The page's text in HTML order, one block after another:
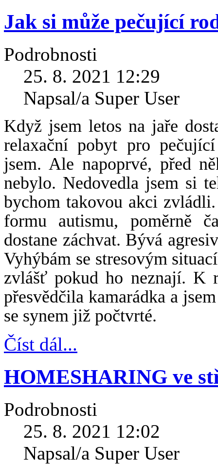
Jak si může pečující
Podrobnosti
25. 8. 2021 12:29
Napsal/a Super User
Když jsem letos na jaře
relaxační pobyt pro
jsem. Ale napoprvé, před
nebylo. Nedovedla jsem si
bychom takovou akci
formu autismu, poměrně
dostane záchvat. Bývá
Vyhýbám se stresovým
zvlášť pokud ho neznají. K
přesvědčila kamarádka a
se synem již počtvrté.
Číst dál...
HOMESHARING ve
Podrobnosti
25. 8. 2021 12:02
Napsal/a Super User